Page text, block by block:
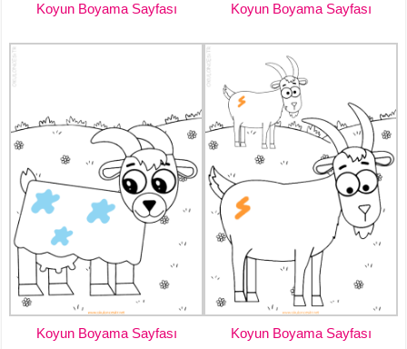
Koyun Boyama Sayfası Koyun Boyama Sayfası
Koyun Boyama Sayfası Koyun Boyama Sayfası